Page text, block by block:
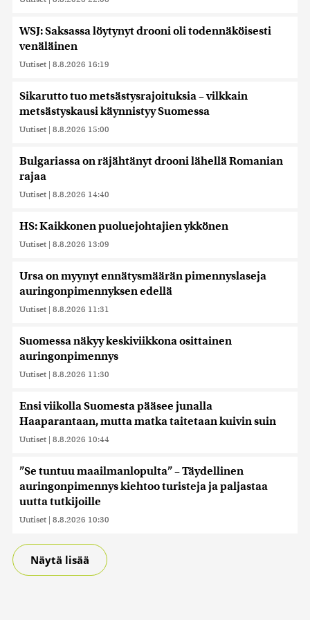
tietoja muihin tietoihin, joita olet antanut heille tai joita on
saatetaan myös siirtää ulkomaille.
WSJ: Saksassa löytynyt drooni oli todennäköisesti
venäläinen
Uutiset | 8.8.2026 16:19
Sikarutto tuo metsästysrajoituksia – vilkkain
metsästyskausi käynnistyy Suomessa
Uutiset | 8.8.2026 15:00
Bulgariassa on räjähtänyt drooni lähellä Romanian
rajaa
Uutiset | 8.8.2026 14:40
HS: Kaikkonen puoluejohtajien ykkönen
Uutiset | 8.8.2026 13:09
Ursa on myynyt ennätysmäärän pimennyslaseja
auringonpimennyksen edellä
Uutiset | 8.8.2026 11:31
Suomessa näkyy keskiviikkona osittainen
auringonpimennys
Uutiset | 8.8.2026 11:30
Ensi viikolla Suomesta pääsee junalla
Haaparantaan, mutta matka taitetaan kuivin suin
Uutiset | 8.8.2026 10:44
”Se tuntuu maailmanlopulta” – Täydellinen
auringonpimennys kiehtoo turisteja ja paljastaa
uutta tutkijoille
Uutiset | 8.8.2026 10:30
Näytä lisää